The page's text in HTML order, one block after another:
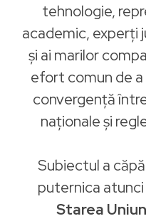
tehnologie,
academic, experți
și ai marilor
efort comun de
convergență
naționale și
Subiectul a
puternica atunci
Starea